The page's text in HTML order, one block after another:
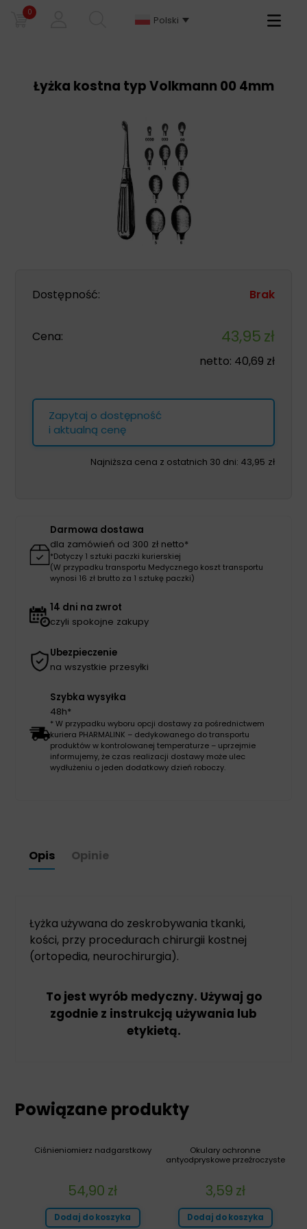
0
Polski
Primary
Łyżka kostna typ Volkmann 00 4mm
Dostępność: Brak
Cena: 43,95zł
netto: 40,69 zł
Zapytaj o dostępność
i aktualną cenę
Najniższa cena z ostatnich 30 dni: 43,95 zł
Darmowa dostawa
dla zamówień od 300 zł netto*
*Dotyczy 1 sztuki paczki kurierskiej
(W przypadku transportu Medycznego koszt transportu
wynosi 16 zł brutto za 1 sztukę paczki)
14 dni na zwrot
czyli spokojne zakupy
Ubezpieczenie
na wszystkie przesyłki
Szybka wysyłka
48h*
* W przypadku wyboru opcji dostawy za pośrednictwem
kuriera PHARMALINK – dedykowanego do transportu
produktów w kontrolowanej temperaturze – uprzejmie
informujemy, że czas realizacji dostawy może ulec
wydłużeniu o jeden dodatkowy dzień roboczy.
Opis Opinie
Łyżka używana do zeskrobywania tkanki,
kości, przy procedurach chirurgii kostnej
(ortopedia, neurochirurgia).
To jest wyrób medyczny. Używaj go
zgodnie z instrukcją używania lub
etykietą.
Powiązane produkty
Okulary ochronne
antyodpryskowe przeźroczyste
3,59 zł
Dodaj do koszyka
Ciśnieniomierz nadgarstkowy
54,90 zł
Dodaj do koszyka